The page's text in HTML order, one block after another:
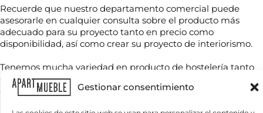
Gestionar consentimiento
Recuerde que nuestro departamento comercial puede
asesorarle en cualquier consulta sobre el producto más
adecuado para su proyecto tanto en precio como
disponibilidad, así como crear su proyecto de interiorismo.
Tenemos mucha variedad en producto de hostelería tanto
de importación como nacional, por compra unitaria o de
contenedores.
m
b
e
*
T
e
é
o
n
C
o